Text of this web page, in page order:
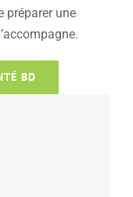
préparer une
BD